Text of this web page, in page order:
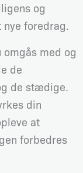
og
foredrag.
med og
de
de stædige.
din
at
forbedres